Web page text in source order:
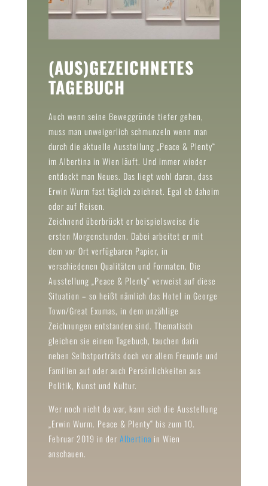
(AUS)GEZEICHNETES
TAGEBUCH
Auch wenn seine Beweggründe tiefer gehen,
muss man unweigerlich schmunzeln wenn man
durch die aktuelle Ausstellung „Peace & Plenty“
im Albertina in Wien läuft. Und immer wieder
entdeckt man Neues. Das liegt wohl daran, dass
Erwin Wurm fast täglich zeichnet. Egal ob daheim
oder auf Reisen.
Zeichnend überbrückt er beispielsweise die
ersten Morgenstunden. Dabei arbeitet er mit
dem vor Ort verfügbaren Papier, in
verschiedenen Qualitäten und Formaten. Die
Ausstellung „Peace & Plenty“ verweist auf diese
Situation – so heißt nämlich das Hotel in George
Town/Great Exumas, in dem unzählige
Zeichnungen entstanden sind. Thematisch
gleichen sie einem Tagebuch, tauchen darin
neben Selbstporträts doch vor allem Freunde und
Familien auf oder auch Persönlichkeiten aus
Politik, Kunst und Kultur.
Wer noch nicht da war, kann sich die Ausstellung
„Erwin Wurm. Peace & Plenty“ bis zum 10.
Februar 2019 in der Albertina in Wien
anschauen.